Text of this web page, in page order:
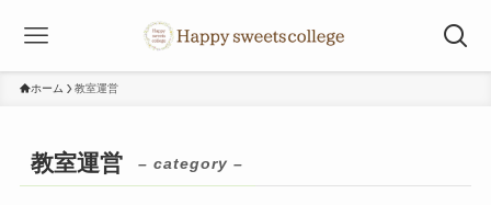
ホーム 教室運営
教室運営 – category –